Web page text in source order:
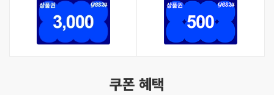
쿠폰 혜택